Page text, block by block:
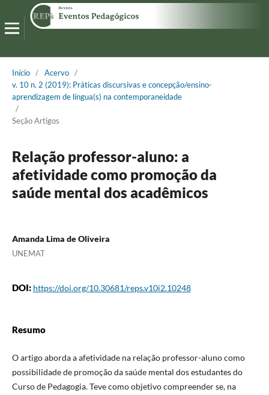
Início / Acervo /
v. 10 n. 2 (2019): Práticas discursivas e concepção/ensino-
aprendizagem de língua(s) na contemporaneidade
/
Seção Artigos
Relação professor-aluno: a
afetividade como promoção da
saúde mental dos acadêmicos
Amanda Lima de Oliveira
UNEMAT
DOI: https://doi.org/10.30681/reps.v10i2.10248
Resumo
O artigo aborda a afetividade na relação professor-aluno como
possibilidade de promoção da saúde mental dos estudantes do
Curso de Pedagogia. Teve como objetivo compreender se, na